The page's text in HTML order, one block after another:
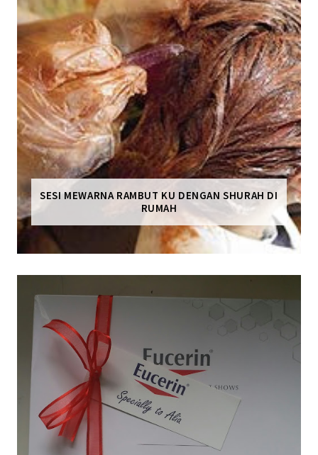
SESI MEWARNA RAMBUT KU DENGAN SHURAH DI
RUMAH